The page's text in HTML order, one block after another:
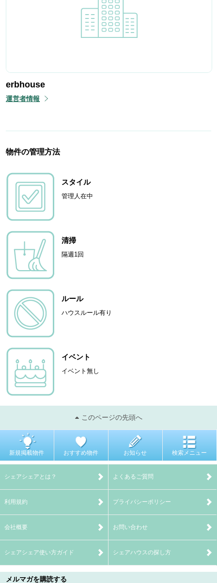
erbhouse
運営者情報
物件の管理方法
スタイル
管理人在中
清掃
隔週1回
ルール
ハウスルール有り
イベント
イベント無し
このページの先頭へ
新規掲載物件 おすすめ物件 お知らせ 検索メニュー
シェアシェアとは？ よくあるご質問
利用規約 プライバシーポリシー
会社概要 お問い合わせ
シェアシェア使い方ガイド シェアハウスの探し方
メルマガを購読する